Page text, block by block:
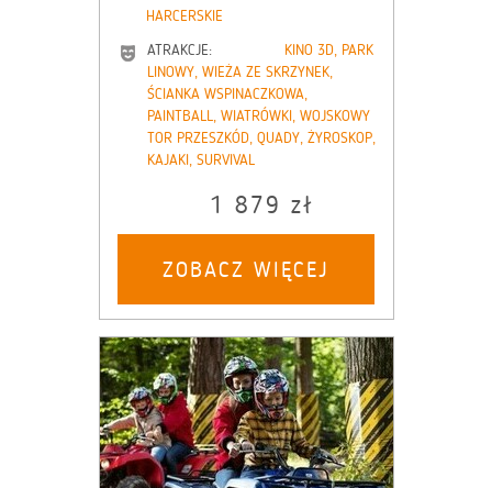
HARCERSKIE
ATRAKCJE:
KINO 3D, PARK
LINOWY, WIEŻA ZE SKRZYNEK,
ŚCIANKA WSPINACZKOWA,
PAINTBALL, WIATRÓWKI, WOJSKOWY
TOR PRZESZKÓD, QUADY, ŻYROSKOP,
KAJAKI, SURVIVAL
1 879 zł
ZOBACZ WIĘCEJ